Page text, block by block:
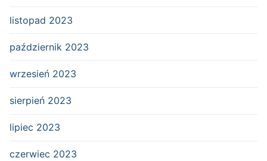
listopad 2023
październik 2023
wrzesień 2023
sierpień 2023
lipiec 2023
czerwiec 2023